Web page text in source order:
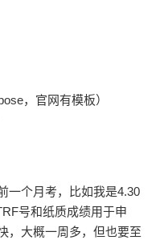
，官网有模板）
一个月考，比如我是4.30
号和纸质成绩用于申
，大概一周多，但也要至